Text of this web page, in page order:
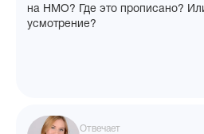
на НМО? Где это прописано?
усмотрение?
Отвечает